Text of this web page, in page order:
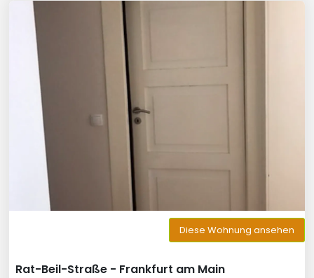
Diese Wohnung ansehen
Rat-Beil-Straße - Frankfurt am Main